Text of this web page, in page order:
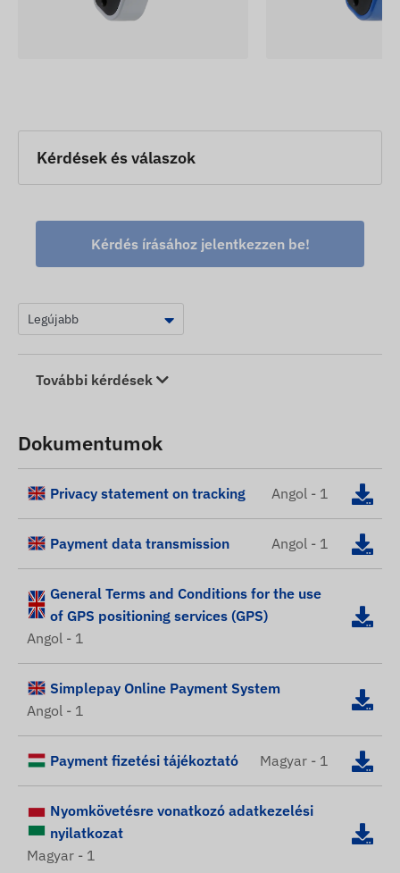
Kérdések és válaszok
Kérdés írásához jelentkezzen be!
További kérdések
Dokumentumok
Privacy statement on tracking Angol - 1
Payment data transmission Angol - 1
General Terms and Conditions for the use
of GPS positioning services (GPS)
Angol - 1
Simplepay Online Payment System
Angol - 1
Payment fizetési tájékoztató Magyar - 1
Nyomkövetésre vonatkozó adatkezelési
nyilatkozat
Magyar - 1